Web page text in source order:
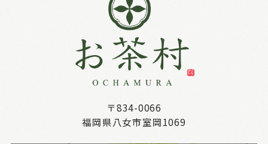
〒834-0066
福岡県八女市室岡1069